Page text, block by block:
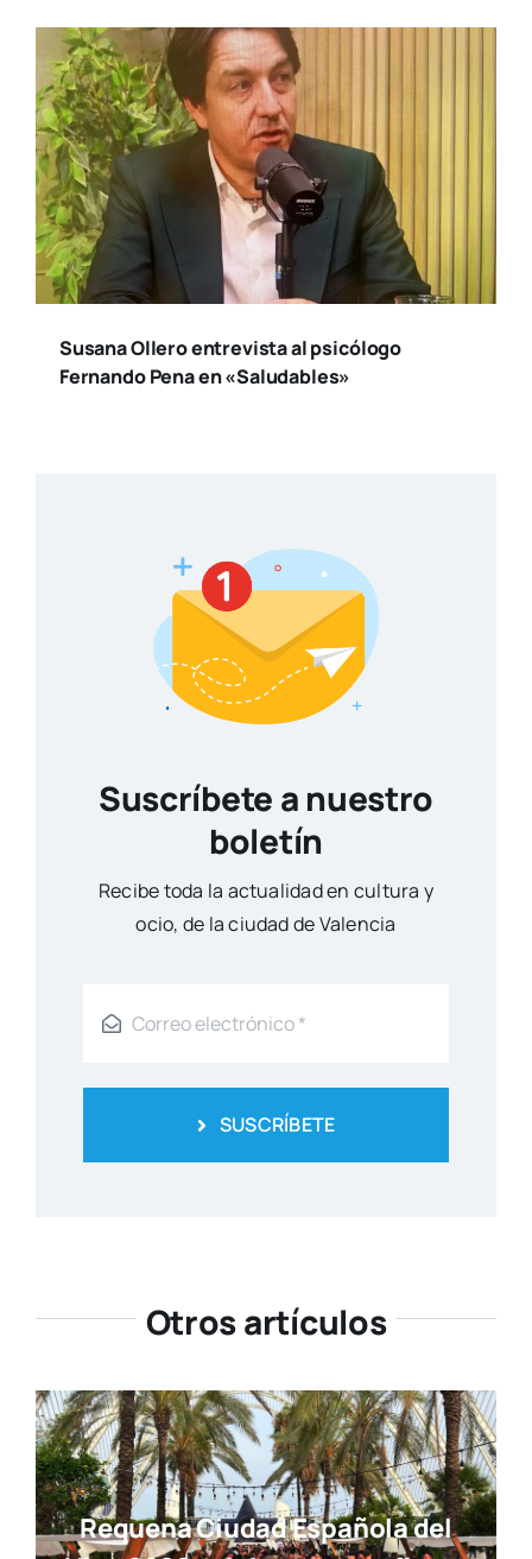
Susana Ollero entrevista al psicólogo
Fernando Pena en «Saludables»
Suscríbete a nuestro
boletín
Reci­be toda la actua­li­dad en cul­tu­ra y
ocio, de la ciu­dad de Valen­cia
SUSCRÍBETE
Otros artículos
Requena Ciudad Española del